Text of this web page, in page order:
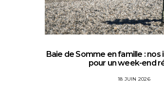
Baie de Somme en famille :
pour un week-end
18 JUIN 2026